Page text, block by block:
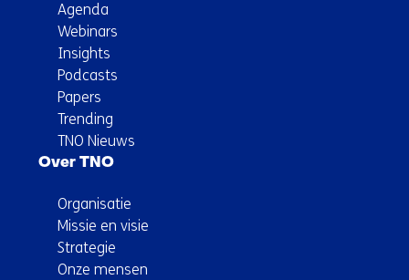
Agenda
Webinars
Insights
Podcasts
Papers
Trending
TNO Nieuws
Over TNO
Organisatie
Missie en visie
Strategie
Onze mensen